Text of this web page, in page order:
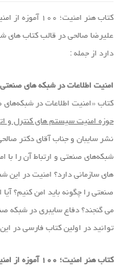
کتاب هنر
علیرضا صالحی در قالب کتاب های
دارد از جمله :
امنیت اطلاعات در شبکه های صنعتی
کتاب «امنیت اطلاعات در
حوزه امنیت سیستم های کنترل و
نشر سایبان و جناب آقای دکتر
شبکه‌های صنعتی و ارتباط آن را با
های سازمانی دارد؟ امنیت در این
صنعتی را چگونه باید امن کنیم؟
می گنجند؟ دفاع سایبری در شبکه
توانید در اولین کتاب فارسی در این
کتاب هنر امنیت؛ ۱۰۰ آموزه از امنیت سایبری: